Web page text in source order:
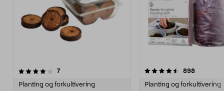
7anmeldelser
Planting og forkultivering
4.5av 5 stjerner 898
Planting og forkultivering
0.0 av 5 stjerner